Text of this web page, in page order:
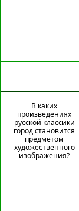
В каких
произведениях
русской классики
город становится
предметом
художественного
изображения?